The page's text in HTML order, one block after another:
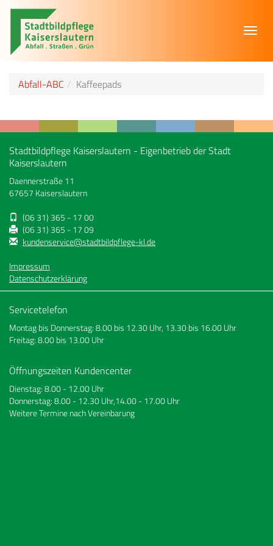
Abfall-ABC Kaffeepads
Stadtbildpflege Kaiserslautern - Eigenbetrieb der Stadt
Kaiserslautern
Daennerstraße 11
67657 Kaiserslautern
(06 31) 365 - 17 00
(06 31) 365 - 17 09
kundenservice@stadtbildpflege-kl.de
Impressum
Datenschutzerklärung
Servicetelefon
Montag bis Donnerstag: 8.00 bis 12.30 Uhr, 13.30 bis 16.00 Uhr
Freitag: 8.00 bis 13.00 Uhr
Öffnungszeiten Kundencenter
Dienstag: 8.00 - 12.00 Uhr
Donnerstag: 8.00 - 12.30 Uhr,14.00 - 17.00 Uhr
Weitere Termine nach Vereinbarung